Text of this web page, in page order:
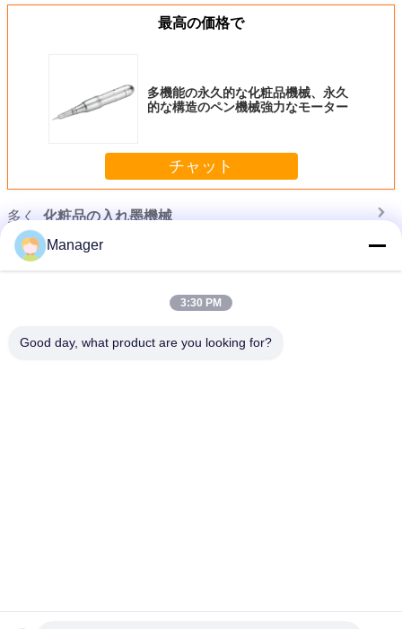
最高の価格で
多機能の永久的な化粧品機械、永久
的な構造のペン機械強力なモーター
チャット
多く 化粧品の入れ墨機械
Manager
3:30 PM
Good day, what product are you looking for?